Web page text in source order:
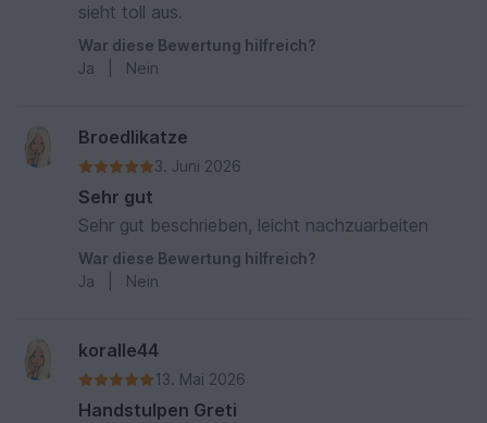
sieht toll aus.
War diese Bewertung hilfreich?
Ja
Nein
Broedlikatze
3. Juni 2026
Sehr gut
Sehr gut beschrieben, leicht nachzuarbeiten
War diese Bewertung hilfreich?
Ja
Nein
koralle44
13. Mai 2026
Handstulpen Greti